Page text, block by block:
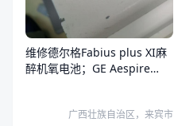
维修德尔格Fabius plus XI麻
醉机氧电池；GE Aespire
广西壮族自治区，来宾市